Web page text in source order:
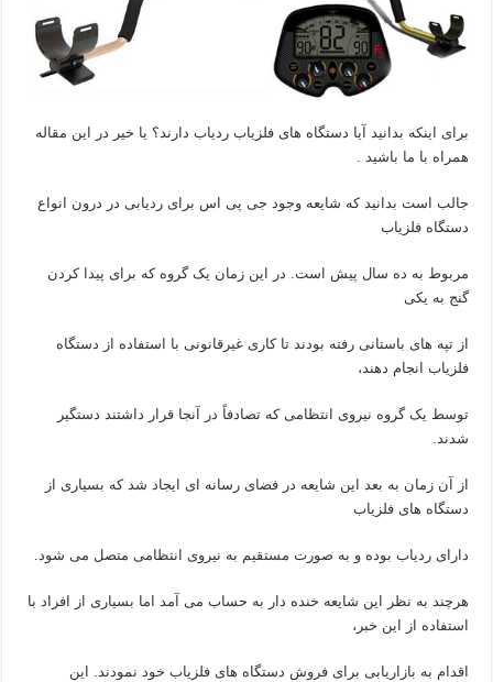
برای اینکه بدانید آیا دستگاه های فلزیاب ردیاب دارند؟ یا خیر در این مقاله
همراه با ما باشید .
جالب است بدانید که شایعه وجود جی پی اس برای ردیابی در درون انواع
دستگاه فلزیاب
مربوط به ده سال پیش است. در این زمان یک گروه که برای پیدا کردن
گنج به یکی
از تپه های باستانی رفته بودند تا کاری غیرقانونی با استفاده از دستگاه
فلزیاب انجام دهند،
توسط یک گروه نیروی انتظامی که تصادفاً در آنجا قرار داشتند دستگیر
شدند.
از آن زمان به بعد این شایعه در فضای رسانه ای ایجاد شد که بسیاری از
دستگاه های فلزیاب
دارای ردیاب بوده و به صورت مستقیم به نیروی انتظامی متصل می شود.
هرچند به نظر این شایعه خنده دار به حساب می آمد اما بسیاری از افراد با
استفاده از این خبر،
اقدام به بازاریابی برای فروش دستگاه های فلزیاب خود نمودند. این